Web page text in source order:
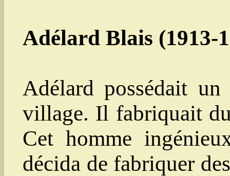
Adélard Blais (1913-
Adélard possédait
village. Il fabriquait
Cet homme
décida de fabriquer